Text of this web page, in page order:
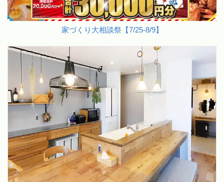
家づくり大相談祭【7/25-8/9】